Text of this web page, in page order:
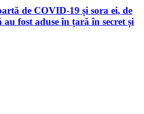
de COVID-19 și sora ei, de
au fost aduse în țară în secret și